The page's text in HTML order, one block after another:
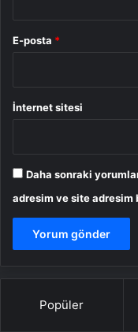
E-posta *
İnternet sitesi
Daha sonraki
adresim ve site adresim
Popüler